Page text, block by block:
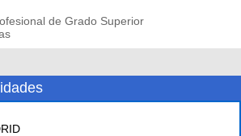
de Grado Superior